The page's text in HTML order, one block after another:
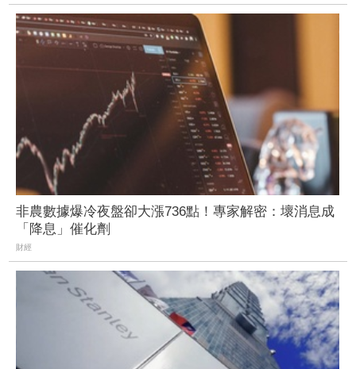
非農數據爆冷夜盤卻大漲736點！專家解密：壞消息成
「降息」催化劑
財經